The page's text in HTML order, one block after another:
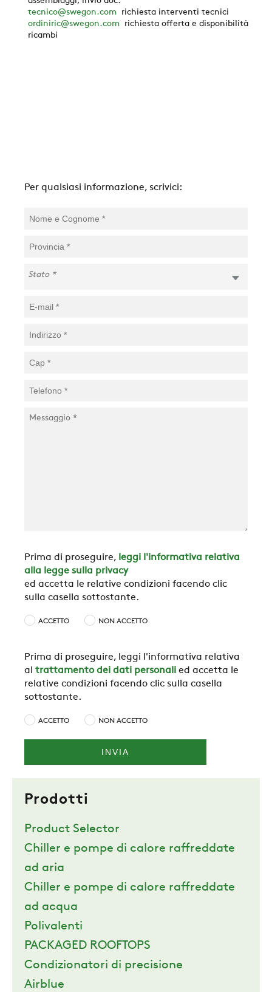
SOSTENIBILITÀ
tecnico@swegon.comrichiesta interventi tecnici
ordiniric@swegon.comrichiesta offerta e disponibilità
ricambi
Per qualsiasi informazione, scrivici:
Prima di proseguire, leggi l'informativa relativa
alla legge sulla privacy
ed accetta le relative condizioni facendo clic
sulla casella sottostante.
ACCETTO NON ACCETTO
Prima di proseguire, leggi l'informativa relativa
altrattamento dei dati personali ed accetta le
relative condizioni facendo clic sulla casella
sottostante.
ACCETTO NON ACCETTO
Prodotti
Product Selector
Chiller e pompe di calore raffreddate
ad aria
Chiller e pompe di calore raffreddate
ad acqua
Polivalenti
PACKAGED ROOFTOPS
Condizionatori di precisione
Airblue